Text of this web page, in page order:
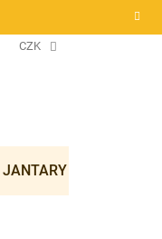
CZK
JANTARY